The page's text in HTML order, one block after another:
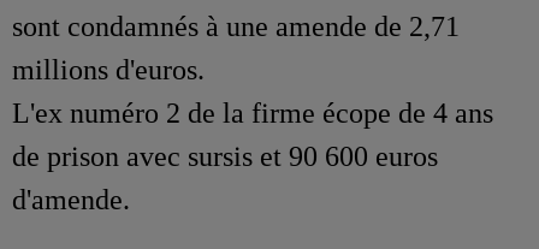
sont condamnés à une amende de 2,71
millions d'euros.
L'ex numéro 2 de la firme écope de 4 ans
de prison avec sursis et 90 600 euros
d'amende.